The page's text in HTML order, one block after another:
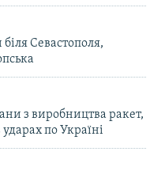
Севастополя,
з виробництва ракет,
по Україні